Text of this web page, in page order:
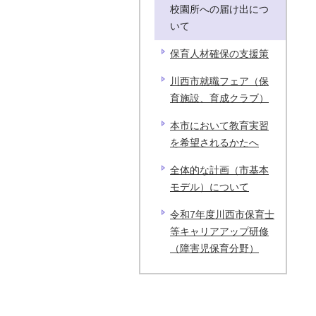
校園所への届け出につ
いて
保育人材確保の支援策
川西市就職フェア（保
育施設、育成クラブ）
本市において教育実習
を希望されるかたへ
全体的な計画（市基本
モデル）について
令和7年度川西市保育士
等キャリアアップ研修
（障害児保育分野）